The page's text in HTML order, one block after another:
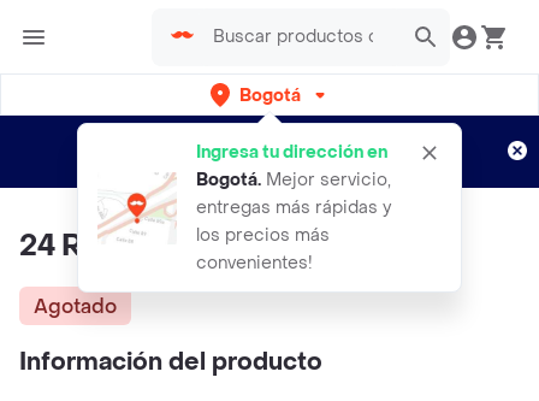
Bogotá
Ingresa tu dirección en
Bogotá. Mejor servicio,
entregas más rápidas y
los precios más
convenientes!
envíos gratis por semanas
Aplican TyC
24 Rosas En Boquet
Agotado
Información del producto